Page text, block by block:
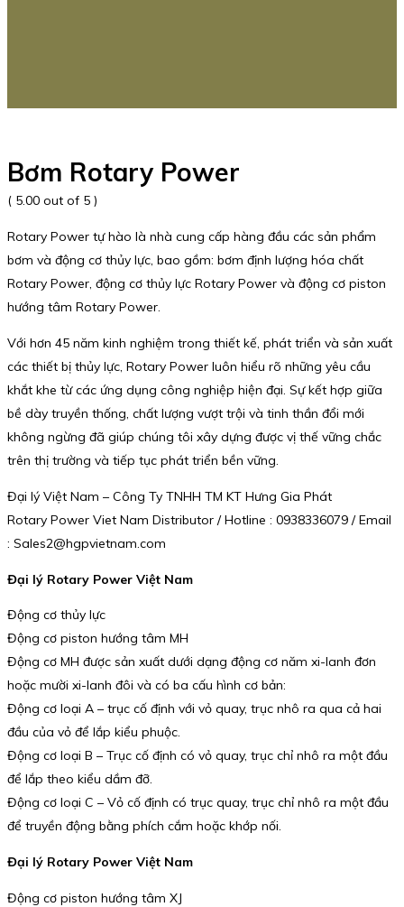
Bơm Rotary Power
( 5.00 out of 5 )
Rotary Power tự hào là nhà cung cấp hàng đầu các sản phẩm
bơm và động cơ thủy lực, bao gồm: bơm định lượng hóa chất
Rotary Power, động cơ thủy lực Rotary Power và động cơ piston
hướng tâm Rotary Power.
Với hơn 45 năm kinh nghiệm trong thiết kế, phát triển và sản xuất
các thiết bị thủy lực, Rotary Power luôn hiểu rõ những yêu cầu
khắt khe từ các ứng dụng công nghiệp hiện đại. Sự kết hợp giữa
bề dày truyền thống, chất lượng vượt trội và tinh thần đổi mới
không ngừng đã giúp chúng tôi xây dựng được vị thế vững chắc
trên thị trường và tiếp tục phát triển bền vững.
Đại lý Việt Nam – Công Ty TNHH TM KT Hưng Gia Phát
Rotary Power Viet Nam Distributor / Hotline : 0938336079 / Email
: Sales2@hgpvietnam.com
Đại lý Rotary Power Việt Nam
Động cơ thủy lực
Động cơ piston hướng tâm MH
Động cơ MH được sản xuất dưới dạng động cơ năm xi-lanh đơn
hoặc mười xi-lanh đôi và có ba cấu hình cơ bản:
Động cơ loại A – trục cố định với vỏ quay, trục nhô ra qua cả hai
đầu của vỏ để lắp kiểu phuộc.
Động cơ loại B – Trục cố định có vỏ quay, trục chỉ nhô ra một đầu
để lắp theo kiểu dầm đỡ.
Động cơ loại C – Vỏ cố định có trục quay, trục chỉ nhô ra một đầu
để truyền động bằng phích cắm hoặc khớp nối.
Đại lý Rotary Power Việt Nam
Động cơ piston hướng tâm XJ